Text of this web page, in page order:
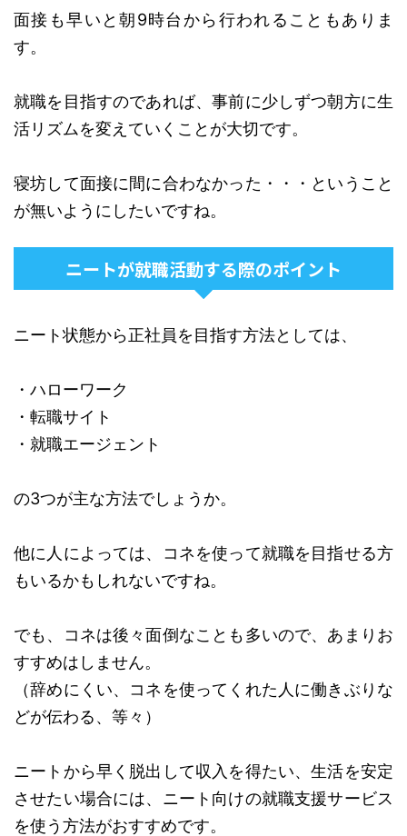
面接も早いと朝9時台から行われることもありま
す。
就職を目指すのであれば、事前に少しずつ朝方に生
活リズムを変えていくことが大切です。
寝坊して面接に間に合わなかった・・・ということ
が無いようにしたいですね。
ニートが就職活動する際のポイント
ニート状態から正社員を目指す方法としては、
・ハローワーク
・転職サイト
・就職エージェント
の3つが主な方法でしょうか。
他に人によっては、コネを使って就職を目指せる方
もいるかもしれないですね。
でも、コネは後々面倒なことも多いので、あまりお
すすめはしません。
（辞めにくい、コネを使ってくれた人に働きぶりな
どが伝わる、等々）
ニートから早く脱出して収入を得たい、生活を安定
させたい場合には、ニート向けの就職支援サービス
を使う方法がおすすめです。